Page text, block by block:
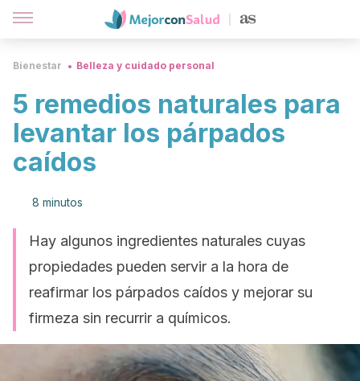
Bienestar Belleza y cuidado personal
5 remedios naturales para
levantar los párpados
caídos
8 minutos
Hay algunos ingredientes naturales cuyas
propiedades pueden servir a la hora de
reafirmar los párpados caídos y mejorar su
firmeza sin recurrir a químicos.